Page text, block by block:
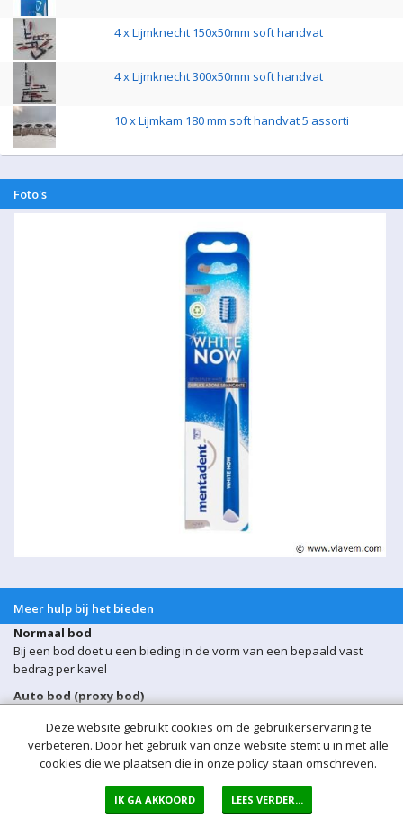
4 x Lijmknecht 150x50mm soft handvat
4 x Lijmknecht 300x50mm soft handvat
10 x Lijmkam 180 mm soft handvat 5 assorti
Foto's
Meer hulp bij het bieden
Normaal bod
Bij een bod doet u een bieding in de vorm van een bepaald vast
bedrag per kavel
Auto bod (proxy bod)
prijs u maximaal bereid bent voor de kavel te betalen. Het Veiling-
systeem zorgt er voor dat na een bieding van een derde
onmiddellijk automatisch een bod voor u wordt uitgebracht. Het
Veiling-systeem biedt automatisch voor u door tot uw maximum bod
Deze website gebruikt cookies om de gebruikerservaring te
verbeteren. Door het gebruik van onze website stemt u in met alle
cookies die we plaatsen die in onze policy staan omschreven.
IK GA AKKOORD LEES VERDER...